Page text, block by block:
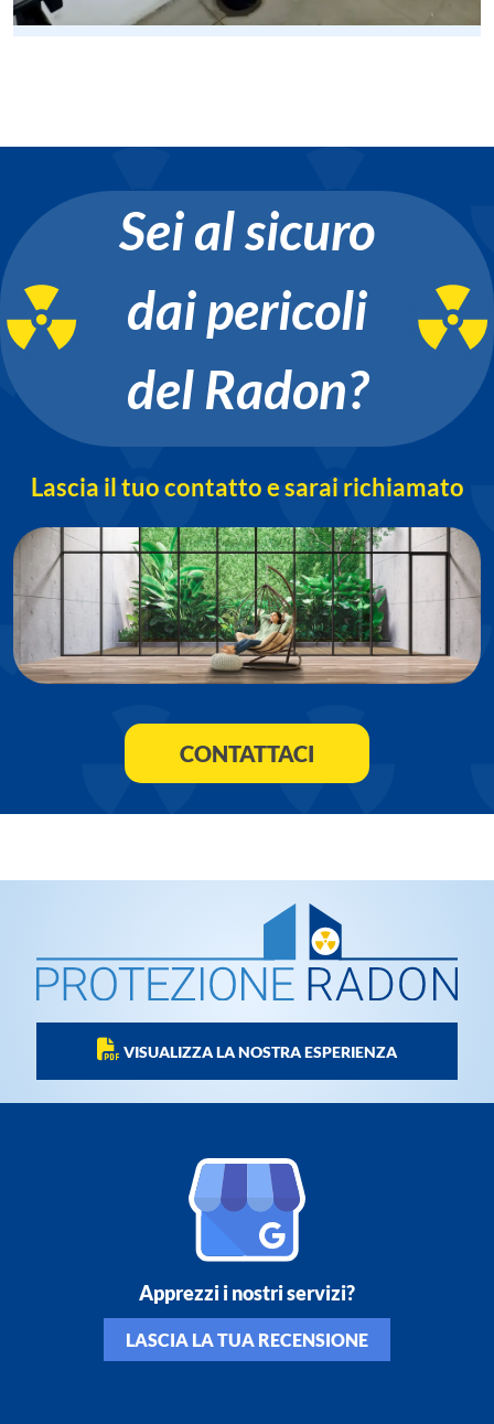
Sei al sicuro
dai pericoli
del Radon?
Lascia il tuo contatto e sarai richiamato
CONTATTACI
VISUALIZZA LA NOSTRA ESPERIENZA
Apprezzi i nostri servizi?
LASCIA LA TUA RECENSIONE